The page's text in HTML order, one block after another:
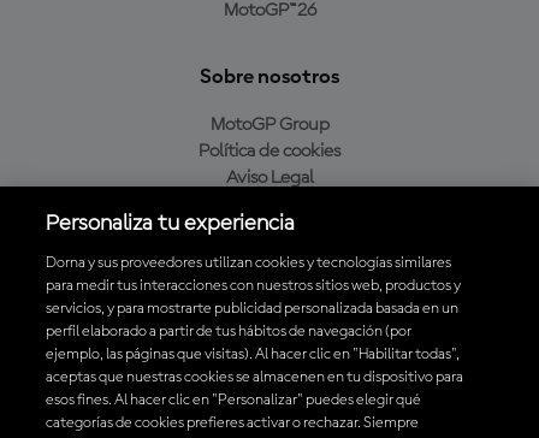
MotoGP™26
Sobre nosotros
MotoGP Group
Política de cookies
Aviso Legal
Política de compra
Descarga la aplicación oficial de MotoGP™
Personaliza tu experiencia
Dorna y sus proveedores utilizan cookies y tecnologías similares
para medir tus interacciones con nuestros sitios web, productos y
servicios, y para mostrarte publicidad personalizada basada en un
perfil elaborado a partir de tus hábitos de navegación (por
ejemplo, las páginas que visitas). Al hacer clic en "Habilitar todas",
aceptas que nuestras cookies se almacenen en tu dispositivo para
esos fines. Al hacer clic en "Personalizar" puedes elegir qué
categorías de cookies prefieres activar o rechazar. Siempre